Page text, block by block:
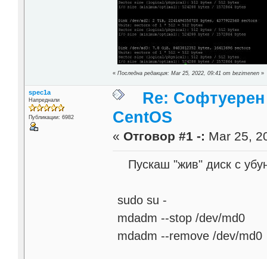
«Последна редакция: Mar 25, 2022, 09:41 от bezimenen »
spec1a
Напреднали
Публикации: 6982
Re:
CentOS
« Отговор #1 -: Mar 25,
Пускаш "жив" диск с
sudo su -
mdadm --stop /dev/md0
mdadm --remove /dev/md0